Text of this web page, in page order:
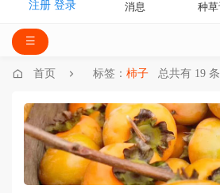
消息 种
首页 标签： 柿子 总共有 19